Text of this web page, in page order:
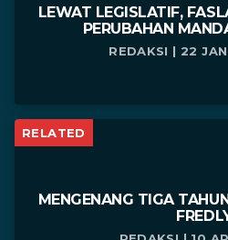
LEWAT LEGISLATIF,
PERUBAHAN
REDAKSI | 22
RELATED
MENGENANG TIGA